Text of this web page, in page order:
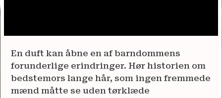
En duft kan åbne en af barndommens
forunderlige erindringer. Hør historien om
bedstemors lange hår, som ingen fremmede
mænd måtte se uden tørklæde